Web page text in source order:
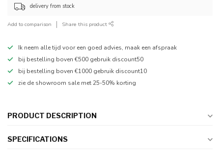
delivery from stock
Add to comparison Share this product
Ik neem alle tijd voor een goed advies, maak een afspraak
bij bestelling boven €500 gebruik discount50
bij bestelling boven €1000 gebruik discount10
zie de showroom sale met 25-50% korting
PRODUCT DESCRIPTION
SPECIFICATIONS